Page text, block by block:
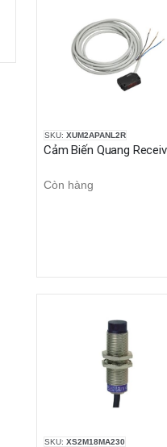
SKU: XUM2APANL2R
Còn hàng
SKU: XS2M18MA230